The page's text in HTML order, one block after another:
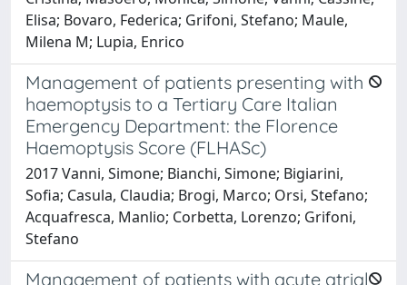
Elisa; Bovaro, Federica; Grifoni, Stefano; Maule,
Milena M; Lupia, Enrico
Management of patients presenting with
haemoptysis to a Tertiary Care Italian
Emergency Department: the Florence
Haemoptysis Score (FLHASc)
2017 Vanni, Simone; Bianchi, Simone; Bigiarini,
Sofia; Casula, Claudia; Brogi, Marco; Orsi, Stefano;
Acquafresca, Manlio; Corbetta, Lorenzo; Grifoni,
Stefano
Management of patients with acute atrial